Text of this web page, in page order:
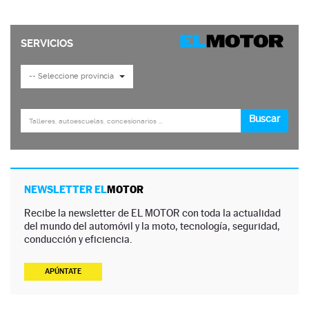
NEWSLETTER ELMOTOR
Recibe la newsletter de EL MOTOR con toda la actualidad
del mundo del automóvil y la moto, tecnología, seguridad,
conducción y eficiencia.
APÚNTATE